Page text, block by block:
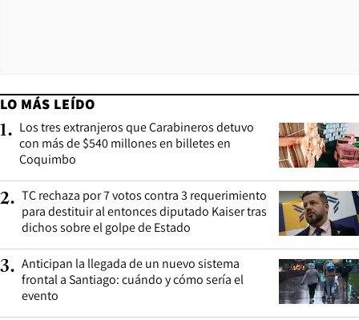
LO MÁS LEÍDO
1. Los tres extranjeros que Carabineros detuvo
con más de $540 millones en billetes en
Coquimbo
2. TC rechaza por 7 votos contra 3 requerimiento
para destituir al entonces diputado Kaiser tras
dichos sobre el golpe de Estado
3. Anticipan la llegada de un nuevo sistema
frontal a Santiago: cuándo y cómo sería el
evento